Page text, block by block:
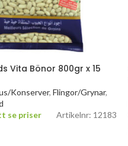
Vita Bönor 800gr x 15
Konserver, Flingor/Grynar,
se priser
Artikelnr: 12183